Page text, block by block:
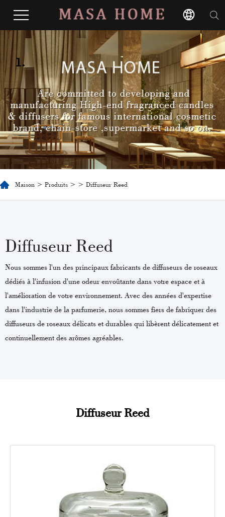
1.
Maison > Produits > > Diffuseur Reed
Diffuseur Reed
Nous sommes l'un des principaux fabricants de diffuseurs de roseaux
dédiés à l'infusion d'une odeur envoûtante dans votre espace et à
l'amélioration de votre environnement. Avec des années d'expertise
dans l'industrie de la parfumerie, nous sommes fiers de fabriquer des
diffuseurs de roseaux délicats et durables qui libèrent délicatement et
continuellement des arômes agréables.
Diffuseur Reed